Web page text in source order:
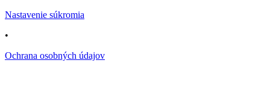
Nastavenie súkromia
•
Ochrana osobných údajov